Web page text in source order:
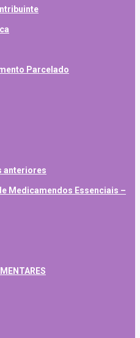
Parcelado
anteriores
Medicamendos Essenciais –